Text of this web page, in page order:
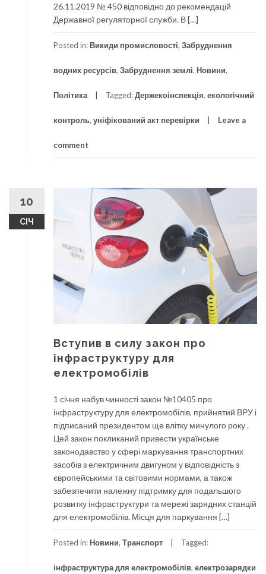
26.11.2019 № 450 відповідно до рекомендацій
Державної регуляторної служби. В […]
Posted in: Викиди промисловості, Забруднення
водних ресурсів, Забруднення землі, Новини,
Політика Tagged:Держекоінспекція, екологічний
контроль, уніфікований акт перевірки Leave a
comment
10
СІЧ
Вступив в силу закон про
інфраструктуру для
електромобілів
1 січня набув чинності закон №10405 про
інфраструктуру для електромобілів, прийнятий ВРУ і
підписаний президентом ще влітку минулого року .
Цей закон покликаний привести українське
законодавство у сфері маркування транспортних
засобів з електричним двигуном у відповідність з
європейськими та світовими нормами, а також
забезпечити належну підтримку для подальшого
розвитку інфраструктури та мережі зарядних станцій
для електромобілів. Місця для паркування […]
Posted in: Новини, Транспорт Tagged:
інфраструктура для електромобілів, електрозарядки